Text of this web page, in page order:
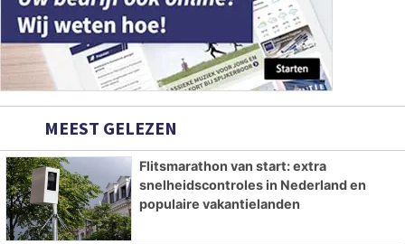
MEEST GELEZEN
Flitsmarathon van start: extra
snelheidscontroles in Nederland en
populaire vakantielanden